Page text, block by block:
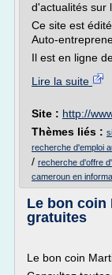
d'actualités sur
Ce site est
Auto-
Il est en ligne
Lire la suite
Site : http://
Thèmes liés :
recherche d'emploi
/ recherche d'offre
cameroun en
Le bon coin
gratuites
Le bon coin